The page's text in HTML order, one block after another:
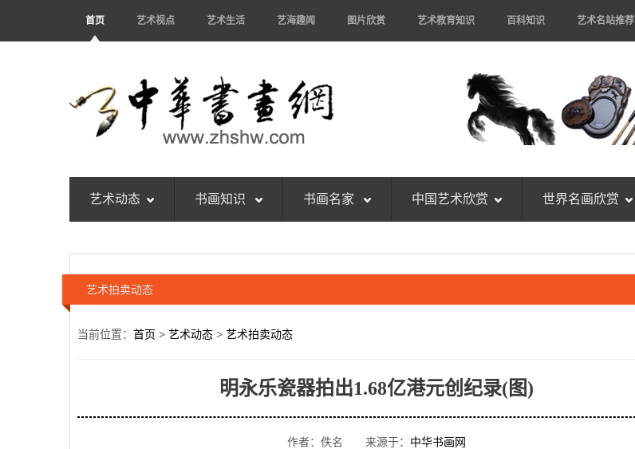
首页 艺术视点 艺术生活 艺海趣闻 图片欣赏 艺术教育知识 百科知识 艺术名站推荐
艺术动态 书画知识 书画名家 中国艺术欣赏 世界名画欣赏
艺术拍卖动态
当前位置： 首页 > 艺术动态 > 艺术拍卖动态
明永乐瓷器拍出1.68亿港元创纪录(图)
作者：佚名 来源于： 中华书画网